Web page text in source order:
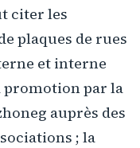
citer les
plaques de rues
et interne
promotion par la
auprès des
; la